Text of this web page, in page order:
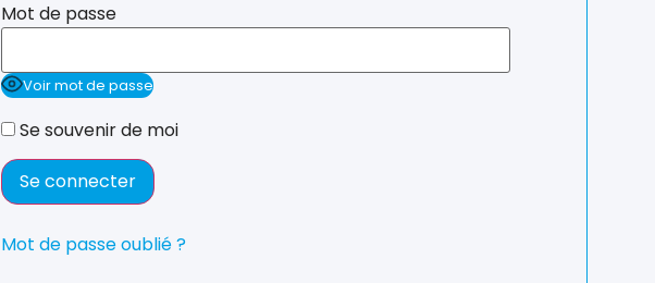
Mot de passe
Voir mot de passe
Se souvenir de moi
Mot de passe oublié ?